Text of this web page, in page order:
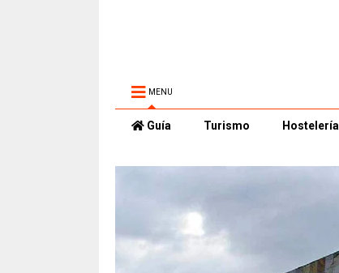
MENU
Guía Turismo Hostelería